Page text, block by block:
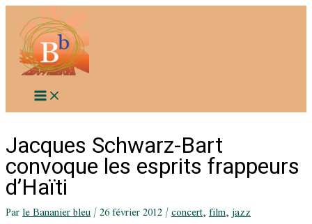
contenu
Jacques Schwarz-Bart
convoque les esprits frappeurs
d’Haïti
Parle Bananier bleu/26 février 2012/concert,film,jazz